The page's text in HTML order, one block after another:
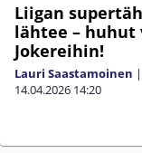
Liigan
lähtee – huhut
Jokereihin!
Lauri Saastamoinen |
14.04.2026 14:20